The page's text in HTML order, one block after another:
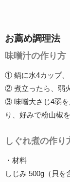
お薦め調理法
味噌汁の作り方
① 鍋に水4カップ、
② 煮立ったら、弱
③ 味噌大さじ4弱を
り、好みで粉山椒
しぐれ煮の作り
・材料
しじみ 500g（貝